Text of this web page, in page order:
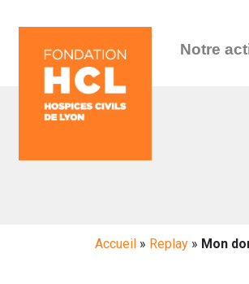
Notre
Accueil » Replay » Mon